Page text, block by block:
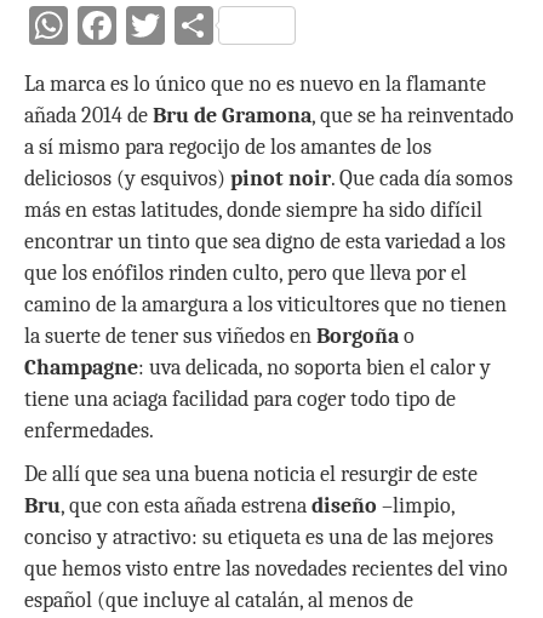
W
at
s
A
p
p
F
ac
e
b
o
o
k
T
w
itt
er
C
m
p
ar
ti
r
La marca es lo único que no es nuevo en la flamante
añada 2014 deBru de Gramona, que se ha reinventado
a sí mismo para regocijo de los amantes de los
deliciosos (y esquivos) pinot noir. Que cada día somos
más en estas latitudes, donde siempre ha sido difícil
encontrar un tinto que sea digno de esta variedad a los
que los enófilos rinden culto, pero que lleva por el
camino de la amargura a los viticultores que no tienen
la suerte de tener sus viñedos enBorgoñao
Champagne: uva delicada, no soporta bien el calor y
tiene una aciaga facilidad para coger todo tipo de
enfermedades.
De allí que sea una buena noticia el resurgir de este
Bru, que con esta añada estrenadiseño –limpio,
conciso y atractivo: su etiqueta es una de las mejores
que hemos visto entre las novedades recientes del vino
español (que incluye al catalán, al menos de